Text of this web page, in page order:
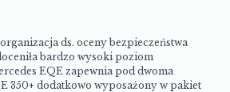
ds. oceny bezpieczeństwa
bardzo wysoki poziom
EQE zapewnia pod dwoma
350+ dodatkowo wyposażony w pakiet